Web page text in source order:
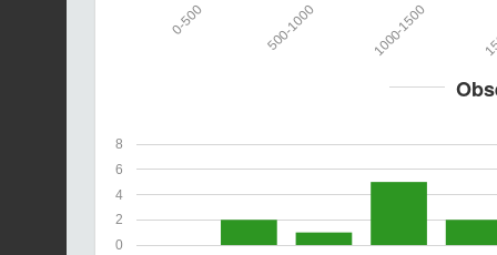
1000-1500
500-1000
0-500
0
2
4
6
8